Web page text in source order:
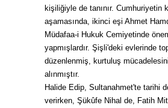
kişiliğiyle de tanınır. Cumhuriyetin
aşamasında, ikinci eşi Ahmet
Müdafaa-i Hukuk Cemiyetinde
yapmışlardır. Şişli'deki evlerinde
düzenlenmiş, kurtuluş
alınmıştır.
Halide Edip, Sultanahmet'te tarihi
verirken, Şükûfe Nihal de, Fatih